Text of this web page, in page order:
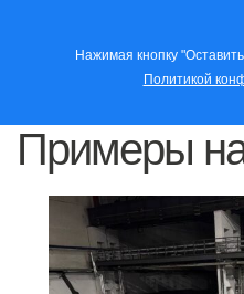
Нажимая кнопку
Политикой
Примеры